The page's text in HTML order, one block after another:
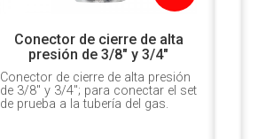
Conector de cierre de alta
presión de 3/8" y 3/4"
Conector de cierre de alta presión
de 3/8" y 3/4"; para conectar el set
de prueba a la tubería del gas.